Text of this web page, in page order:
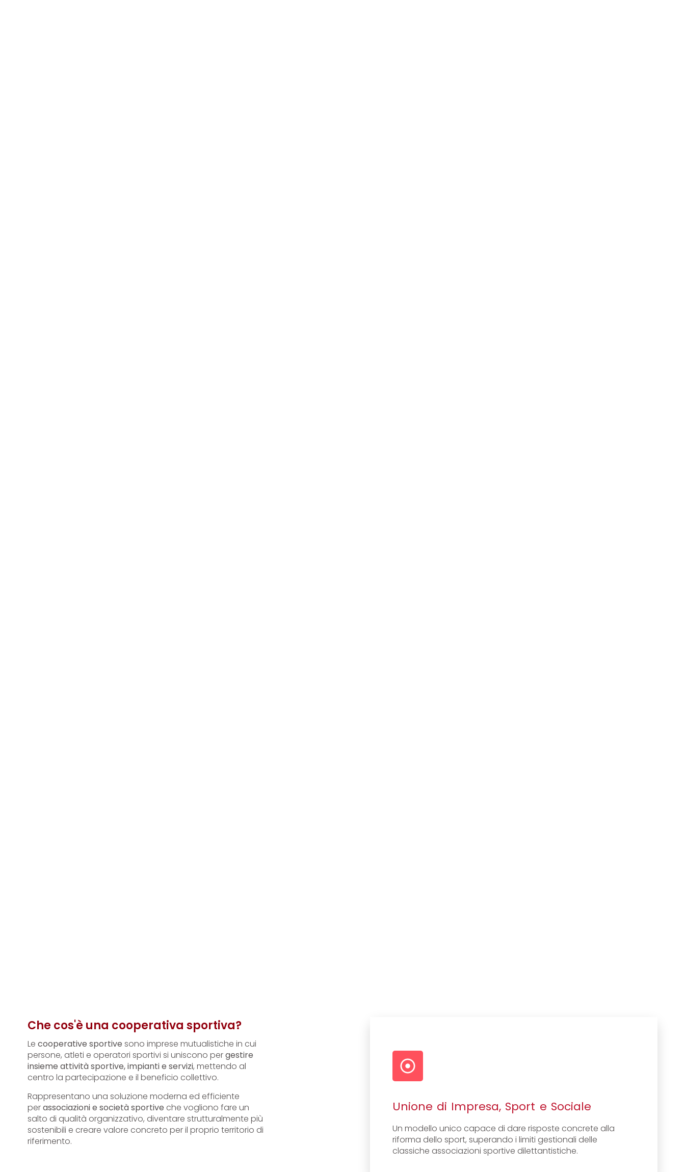
Che cos'è una cooperativa sportiva?
Le cooperative sportive sono imprese mutualistiche in cui
persone, atleti e operatori sportivi si uniscono pergestire
insieme attività sportive, impianti e servizi, mettendo al
centro la partecipazione e il beneficio collettivo.
Rappresentano una soluzione moderna ed efficiente
perassociazioni e società sportive che vogliono fare un
salto di qualità organizzativo, diventare strutturalmente più
sostenibili e creare valore concreto per il proprio territorio di
riferimento.
Unione di Impresa, Sport e Sociale
Un modello unico capace di dare risposte concrete alla
riforma dello sport, superando i limiti gestionali delle
classiche associazioni sportive dilettantistiche.